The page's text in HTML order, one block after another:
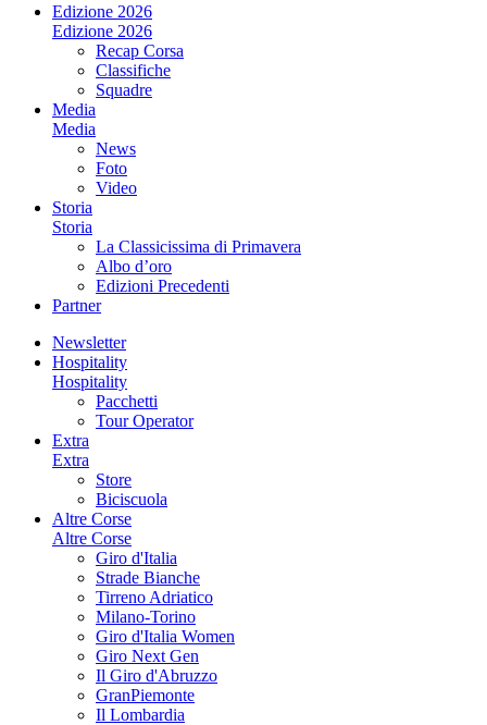
Edizione 2026
Edizione 2026
Recap Corsa
Classifiche
Squadre
Media
Media
News
Foto
Video
Storia
Storia
La Classicissima di Primavera
Albo d’oro
Edizioni Precedenti
Partner
Newsletter
Hospitality
Hospitality
Pacchetti
Tour Operator
Extra
Extra
Store
Biciscuola
Altre Corse
Altre Corse
Giro d'Italia
Strade Bianche
Tirreno Adriatico
Milano-Torino
Giro d'Italia Women
Giro Next Gen
Il Giro d'Abruzzo
GranPiemonte
Il Lombardia